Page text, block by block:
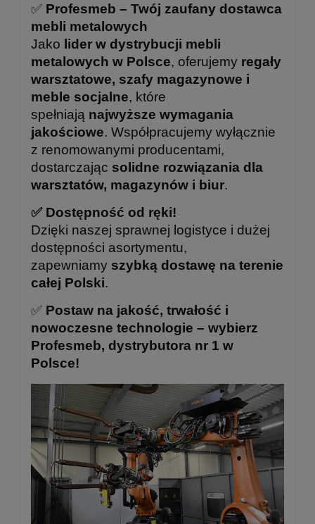
✅ Profesmeb – Twój zaufany dostawca
mebli metalowych
Jako lider w dystrybucji mebli
metalowych w Polsce, oferujemy regały
warsztatowe, szafy magazynowe i
meble socjalne, które
spełniają najwyższe wymagania
jakościowe. Współpracujemy wyłącznie
z renomowanymi producentami,
dostarczając solidne rozwiązania dla
warsztatów, magazynów i biur.
✅ Dostępność od ręki!
Dzięki naszej sprawnej logistyce i dużej
dostępności asortymentu,
zapewniamy szybką dostawę na terenie
całej Polski.
✅ Postaw na jakość, trwałość i
nowoczesne technologie – wybierz
Profesmeb, dystrybutora nr 1 w
Polsce!